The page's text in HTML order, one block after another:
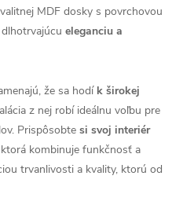
MDF dosky s povrchovou
eleganciu a
že sa hodí k širokej
z nej robí ideálnu voľbu pre
Prispôsobte si svoj interiér
kombinuje funkčnosť a
trvanlivosti a kvality, ktorú od